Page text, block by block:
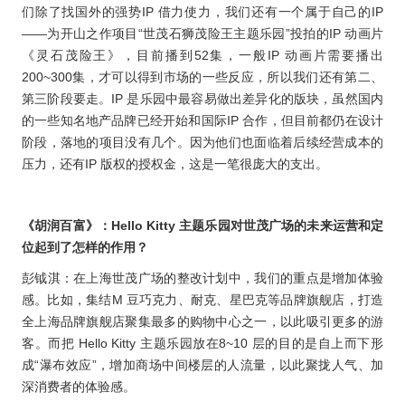
们除了找国外的强势IP 借力使力，我们还有一个属于自己的IP
——为开山之作项目“世茂石狮茂险王主题乐园”投拍的IP 动画片
《灵石茂险王》，目前播到52集，一般IP 动画片需要播出
200~300集，才可以得到市场的一些反应，所以我们还有第二、
第三阶段要走。IP 是乐园中最容易做出差异化的版块，虽然国内
的一些知名地产品牌已经开始和国际IP 合作，但目前都仍在设计
阶段，落地的项目没有几个。因为他们也面临着后续经营成本的
压力，还有IP 版权的授权金，这是一笔很庞大的支出。
《胡润百富》：Hello Kitty 主题乐园对世茂广场的未来运营和定
位起到了怎样的作用？
彭钺淇：在上海世茂广场的整改计划中，我们的重点是增加体验
感。比如，集结M 豆巧克力、耐克、星巴克等品牌旗舰店，打造
全上海品牌旗舰店聚集最多的购物中心之一，以此吸引更多的游
客。而把 Hello Kitty 主题乐园放在8~10 层的目的是自上而下形
成“瀑布效应”，增加商场中间楼层的人流量，以此聚拢人气、加
深消费者的体验感。